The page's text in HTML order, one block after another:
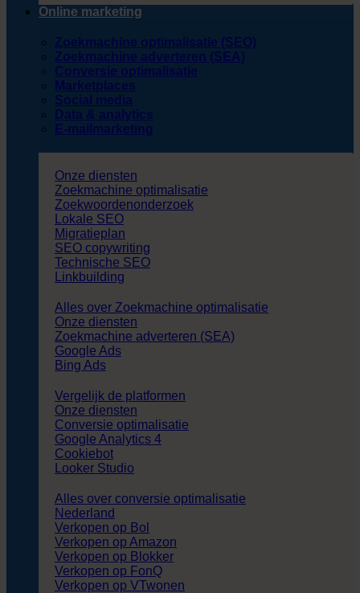
Online marketing
Zoekmachine optimalisatie (SEO)
Zoekmachine adverteren (SEA)
Conversie optimalisatie
Marketplaces
Social media
Data & analytics
E-mailmarketing
Onze diensten
Zoekmachine optimalisatie
Zoekwoordenonderzoek
Lokale SEO
Migratieplan
SEO copywriting
Technische SEO
Linkbuilding
Alles over Zoekmachine optimalisatie
Onze diensten
Zoekmachine adverteren (SEA)
Google Ads
Bing Ads
Vergelijk de platformen
Onze diensten
Conversie optimalisatie
Google Analytics 4
Cookiebot
Looker Studio
Alles over conversie optimalisatie
Nederland
Verkopen op Bol
Verkopen op Amazon
Verkopen op Blokker
Verkopen op FonQ
Verkopen op VTwonen